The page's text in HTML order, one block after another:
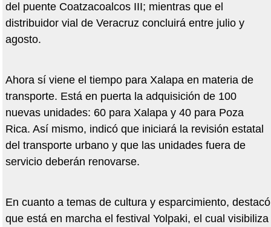
del puente Coatzacoalcos III; mientras que el
distribuidor vial de Veracruz concluirá entre julio y
agosto.
Ahora sí viene el tiempo para Xalapa en materia de
transporte. Está en puerta la adquisición de 100
nuevas unidades: 60 para Xalapa y 40 para Poza
Rica. Así mismo, indicó que iniciará la revisión estatal
del transporte urbano y que las unidades fuera de
servicio deberán renovarse.
En cuanto a temas de cultura y esparcimiento, destacó
que está en marcha el festival Yolpaki, el cual visibiliza